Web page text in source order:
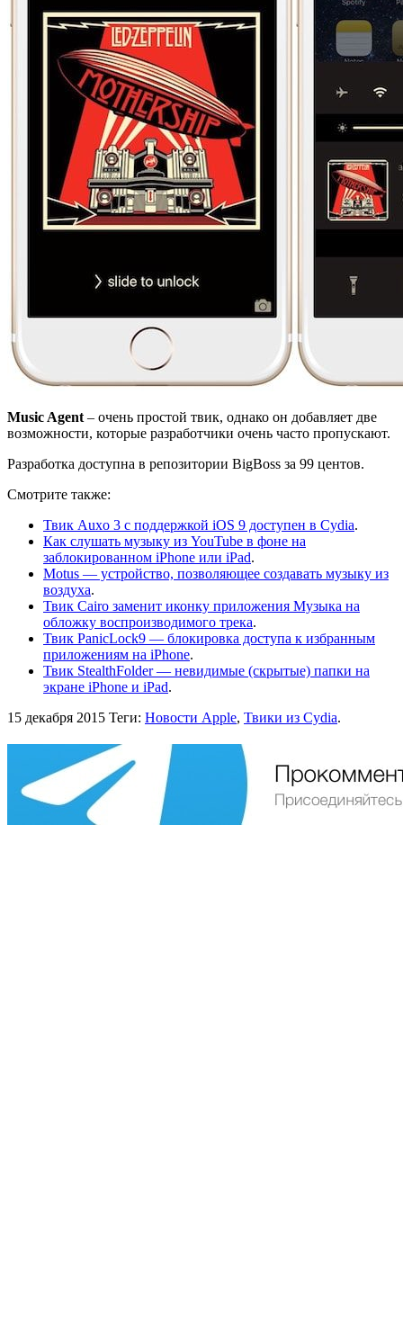
Music Agent – очень простой твик, однако он добавляет две
возможности, которые разработчики очень часто пропускают.
Разработка доступна в репозитории BigBoss за 99 центов.
Смотрите также:
Твик Auxo 3 с поддержкой iOS 9 доступен в Cydia.
Как слушать музыку из YouTube в фоне на
заблокированном iPhone или iPad.
Motus — устройство, позволяющее создавать музыку из
воздуха.
Твик Cairo заменит иконку приложения Музыка на
обложку воспроизводимого трека.
Твик PanicLock9 — блокировка доступа к избранным
приложениям на iPhone.
Твик StealthFolder — невидимые (скрытые) папки на
экране iPhone и iPad.
15 декабря 2015 Теги: Новости Apple, Твики из Cydia.